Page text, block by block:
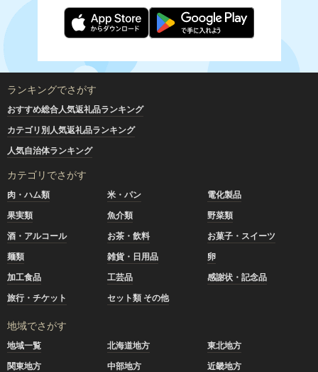
ランキングでさがす
おすすめ総合人気返礼品ランキング
カテゴリ別人気返礼品ランキング
人気自治体ランキング
カテゴリでさがす
肉・ハム類 米・パン
電化製品
果実類
魚介類
野菜類
酒・アルコール
お茶・飲料
お菓子・スイーツ
麺類
雑貨・日用品
卵
加工食品
工芸品
感謝状・記念品
旅行・チケット
セット類 その他
地域でさがす
地域一覧 北海道地方
東北地方
関東地方
中部地方
近畿地方